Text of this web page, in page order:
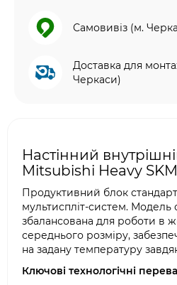
Самовивіз (м.
Доставка для
Черкаси)
Настінний
Mitsubishi Heavy
Продуктивний блок
мультиспліт-систем. Модель
збалансована для роботи в
середнього розміру,
на задану температуру
Ключові технологічні